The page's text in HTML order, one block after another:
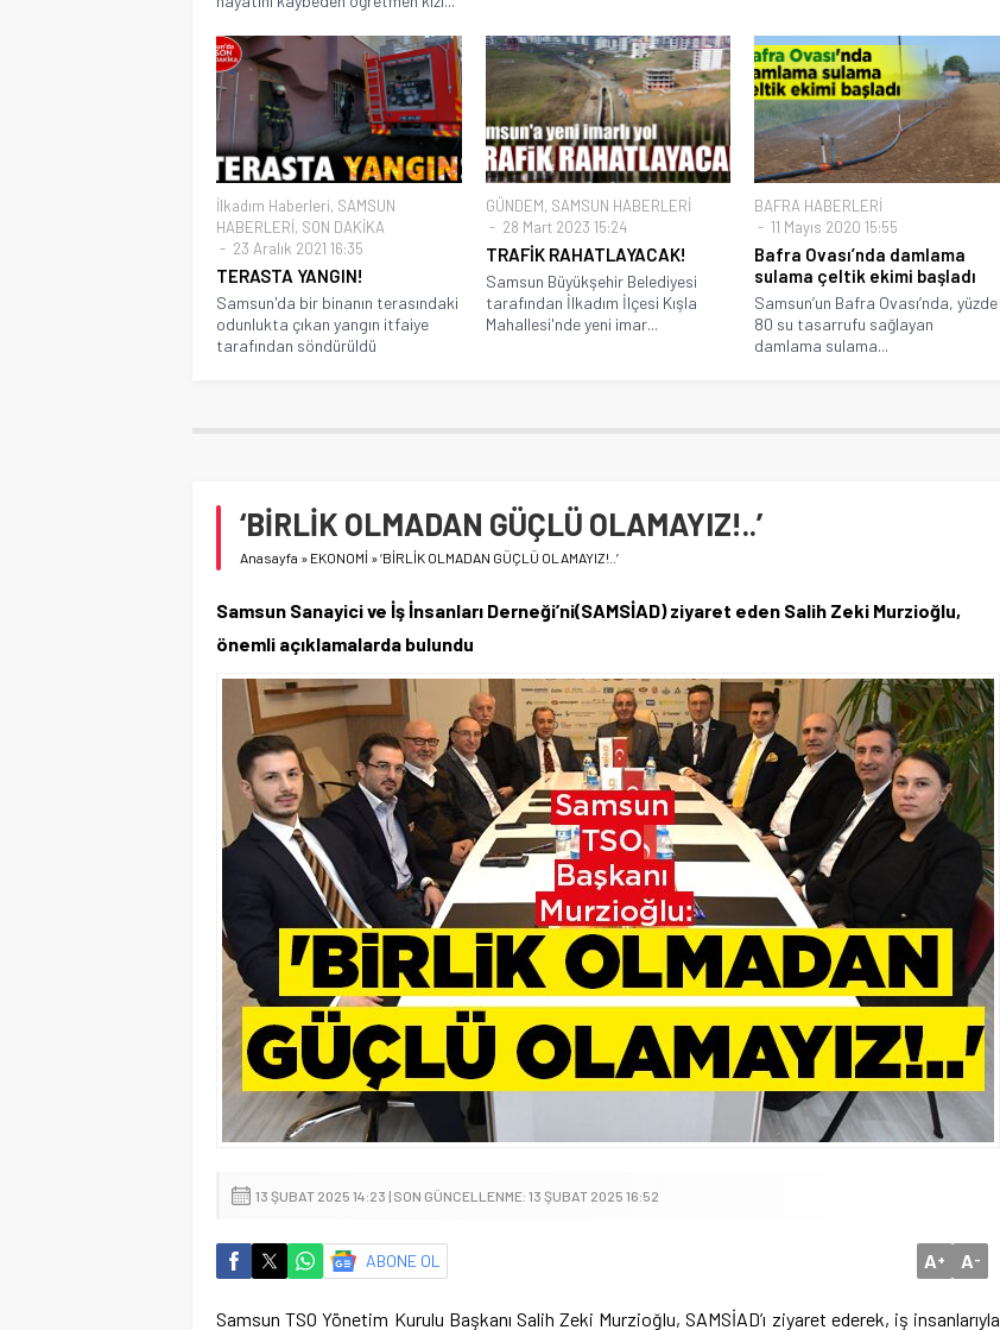
İlkadım Haberleri, SAMSUN
HABERLERİ, SON DAKİKA
23 Aralık 2021 16:35
TERASTA YANGIN!
Samsun'da bir binanın terasındaki
odunlukta çıkan yangın itfaiye
tarafından söndürüldü
GÜNDEM, SAMSUN HABERLERİ
28 Mart 2023 15:24
TRAFİK RAHATLAYACAK!
Samsun Büyükşehir Belediyesi
tarafından İlkadım İlçesi Kışla
Mahallesi'nde yeni imar...
BAFRA HABERLERİ
11 Mayıs 2020 15:55
Bafra Ovası’nda damlama
sulama çeltik ekimi başladı
Samsun’un Bafra Ovası’nda, yüzde
80 su tasarrufu sağlayan
damlama sulama...
‘BİRLİK OLMADAN GÜÇLÜ OLAMAYIZ!..’
Anasayfa » EKONOMİ »‘BİRLİK OLMADAN GÜÇLÜ OLAMAYIZ!..’
Samsun Sanayici ve İş İnsanları Derneği’ni(SAMSİAD) ziyaret eden Salih Zeki Murzioğlu,
önemli açıklamalarda bulundu
13 ŞUBAT 2025 14:23 | SON GÜNCELLENME: 13 ŞUBAT 2025 16:52
ABONE OL A+ A-
Samsun TSO Yönetim Kurulu Başkanı Salih Zeki Murzioğlu, SAMSİAD’ı ziyaret ederek, iş insanlarıyla